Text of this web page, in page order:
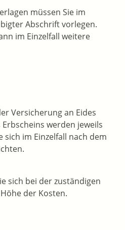
müssen Sie im
Abschrift vorlegen.
im Einzelfall weitere
Versicherung an Eides
werden jeweils
im Einzelfall nach dem
sich bei der zuständigen
der Kosten.